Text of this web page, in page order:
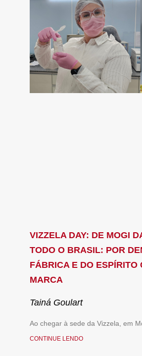
VIZZELA DAY: DE MOGI
TODO O BRASIL: POR
FÁBRICA E DO ESPÍRITO
MARCA
Tainá Goulart
Ao chegar à sede da Vizzela, em
CONTINUE LENDO